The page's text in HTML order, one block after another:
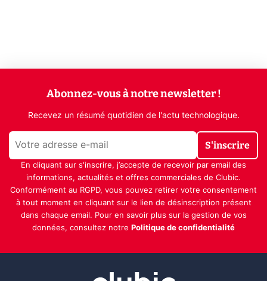
Abonnez-vous à notre newsletter !
Recevez un résumé quotidien de l'actu technologique.
S'inscrire
En cliquant sur s'inscrire, j’accepte de recevoir par email des
informations, actualités et offres commerciales de Clubic.
Conformément au RGPD, vous pouvez retirer votre consentement
à tout moment en cliquant sur le lien de désinscription présent
dans chaque email. Pour en savoir plus sur la gestion de vos
données, consultez notre Politique de confidentialité